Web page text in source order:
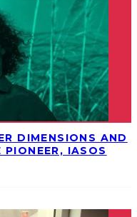
DIMENSIONS AND
IASOS